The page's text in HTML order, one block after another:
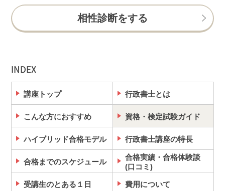
相性診断をする
INDEX
講座トップ 行政書士とは
こんな方におすすめ 資格・検定試験ガイド
ハイブリッド合格モデル 行政書士講座の特長
合格までのスケジュール
合格実績・合格体験談
(口コミ)
受講生のとある１日 費用について